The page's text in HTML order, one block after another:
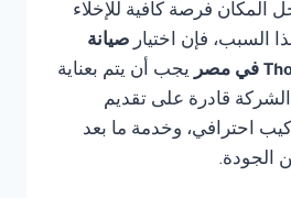
المكان فرصة كافية للإخلاء
السبب، فإن اختيار صيانة
يجب أن يتم بعناية
قادرة على تقديم
احترافي، وخدمة ما بعد
الجودة.